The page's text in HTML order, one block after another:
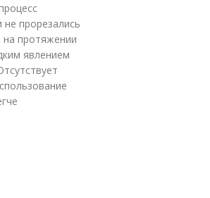
прорезались
на протяжении
явлением